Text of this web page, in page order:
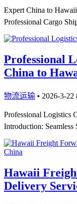
Expert China to
Professional Cargo
Professional
China to
物流运输 • 2026-3-22
Professional Logistics
Introduction:
Hawaii
Delivery